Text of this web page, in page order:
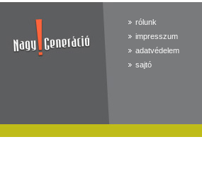
rólunk
impresszum
adatvédelem
sajtó